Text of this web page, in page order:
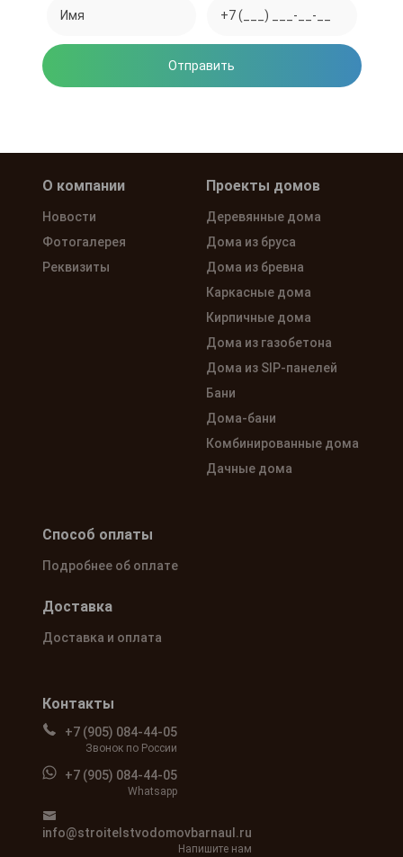
Отправить
О компании
Новости
Фотогалерея
Реквизиты
Проекты домов
Деревянные дома
Дома из бруса
Дома из бревна
Каркасные дома
Кирпичные дома
Дома из газобетона
Дома из SIP-панелей
Бани
Дома-бани
Комбинированные дома
Дачные дома
Контакты
+7 (905) 084-44-05
Звонок по России
+7 (905) 084-44-05
Whatsapp
info@stroitelstvodomovbarnaul.ru
Напишите нам
Способ оплаты
Подробнее об оплате
Доставка
Доставка и оплата